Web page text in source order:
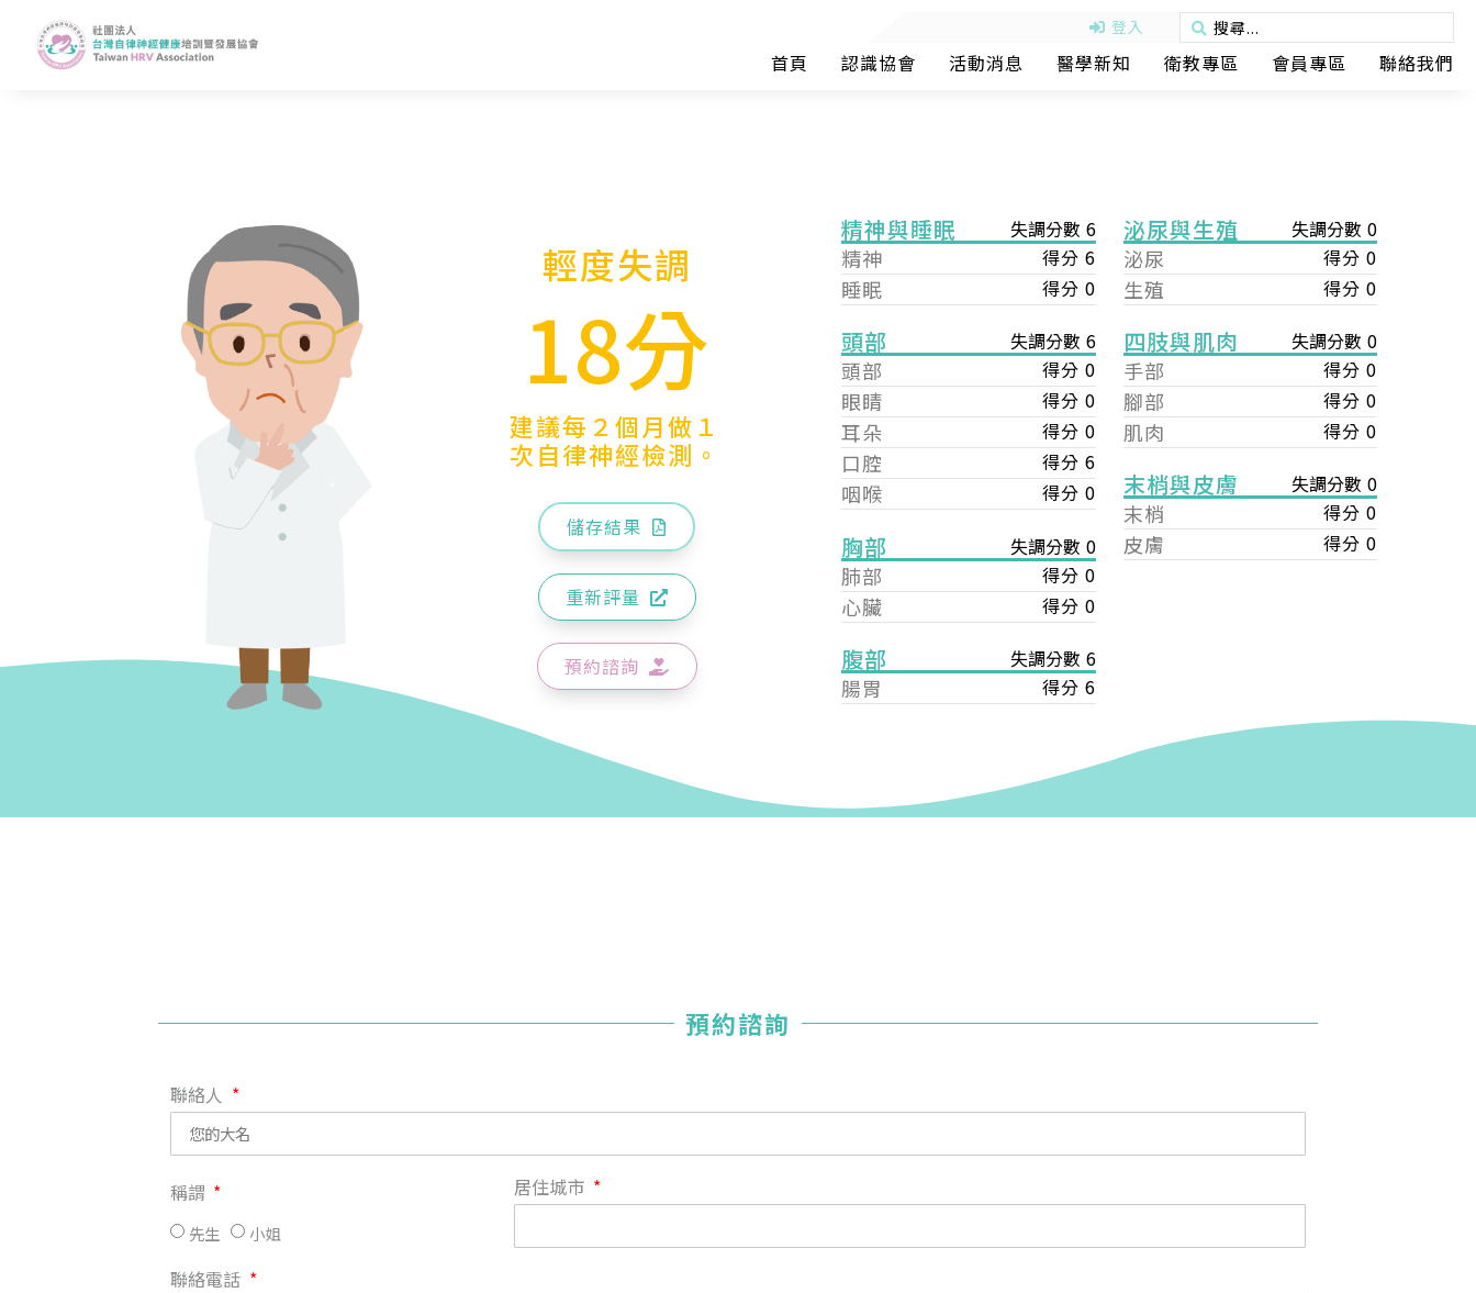
登入
首頁 認識協會 活動消息 醫學新知 衛教專區 會員專區 聯絡我們
輕度失調
18分
建議每２個月做１
次自律神經檢測。
儲存結果
重新評量
預約諮詢
精神與睡眠 失調分數 6
精神 得分 6
睡眠 得分 0
頭部 失調分數 6
頭部 得分 0
眼睛 得分 0
耳朵 得分 0
口腔 得分 6
咽喉 得分 0
胸部 失調分數 0
肺部 得分 0
心臟 得分 0
腹部 失調分數 6
腸胃 得分 6
泌尿與生殖 失調分數 0
泌尿 得分 0
生殖 得分 0
四肢與肌肉 失調分數 0
手部 得分 0
腳部 得分 0
肌肉 得分 0
末梢與皮膚 失調分數 0
末梢 得分 0
皮膚 得分 0
預約諮詢
聯絡人
稱謂
先生 小姐
居住城市
聯絡電話
您好，您的會員申請，已成功送出，經本協會理事會審核
【會費】
入會費新臺幣1200元，於會員入會時繳納；常年會費1200
元，於每年度繳納。